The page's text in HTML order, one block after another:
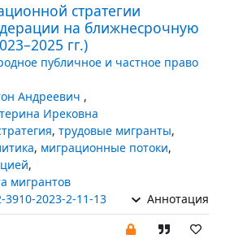
стратегии
на ближнесрочную
гг.)
публичное и частное право
Андреевич ,
Ирековна
, трудовые мигранты,
, миграционные потоки,
,
мигрантов
3910-2023-2-11-13 Аннотация